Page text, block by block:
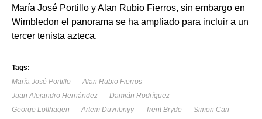
María José Portillo y Alan Rubio Fierros, sin embargo en
Wimbledon el panorama se ha ampliado para incluir a un
tercer tenista azteca.
Tags:
María José Portillo
Alan Rubio Fierros
Juan Alejandro Hernández
Damián Rodríguez
George Loffhagen
Artem Duvribnyy Trent Bryde
Simon Carr